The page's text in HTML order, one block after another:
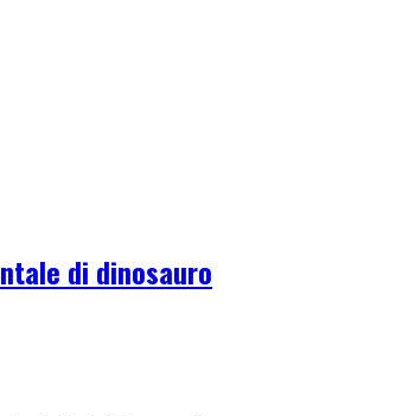
di dinosauro